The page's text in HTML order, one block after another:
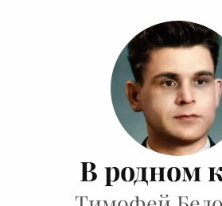
В родном